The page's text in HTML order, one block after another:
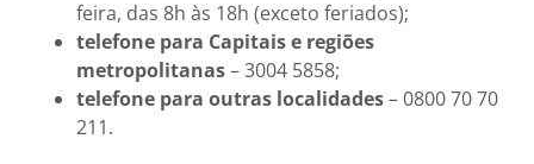
feira, das 8h às 18h (exceto feriados);
telefone para Capitais e regiões
metropolitanas– 3004 5858;
telefone para outras localidades– 0800 70 70
211.